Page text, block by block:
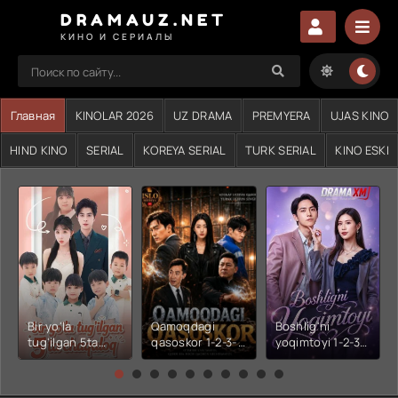
DRAMAUZ.NET
КИНО И СЕРИАЛЫ
Главная KINOLAR 2026 UZ DRAMA PREMYERA UJAS KINO
HIND KINO SERIAL KOREYA SERIAL TURK SERIAL KINO ESKI
Bir yo'la
tug'ilgan 5ta
chaqaloq 1-2-3-
Qamoqdagi
qasoskor 1-2-3-
4-5-6-7-10-20-
30-50-60-70-80-
Boshlig'ni
yoqimtoyi 1-2-3-
4-5-6-7-10-20-
30-50-60-70-80-